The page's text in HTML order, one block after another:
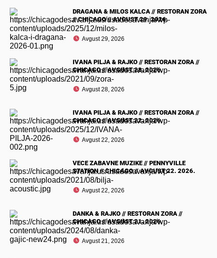
DRAGANA & MILOS KALCA // RESTORAN ZORA
// CHICAGO // AVGUST 29. 2026.
Avgust 29, 2026
IVANA PILJA & RAJKO // RESTORAN ZORA //
CHICAGO // AVGUST 28. 2026.
Avgust 28, 2026
IVANA PILJA & RAJKO // RESTORAN ZORA //
CHICAGO // AVGUST 22. 2026.
Avgust 22, 2026
VECE ZABAVNE MUZIKE // PENNYVILLE
STATION // CHICAGO // AVGUST 22. 2026.
Avgust 22, 2026
DANKA & RAJKO // RESTORAN ZORA //
CHICAGO // AVGUST 21. 2026.
Avgust 21, 2026